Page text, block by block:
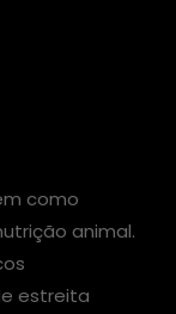
como
animal.
estreita